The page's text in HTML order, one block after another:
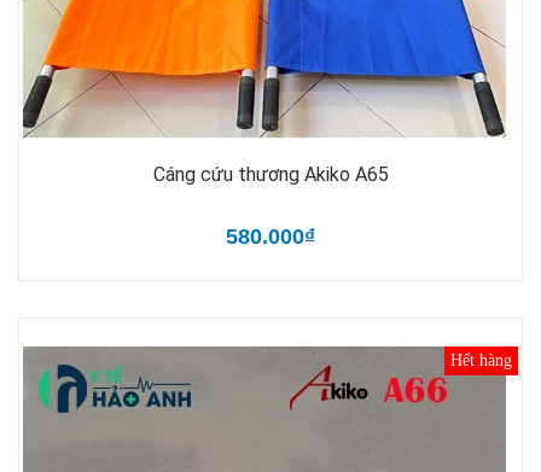
Cáng cứu thương Akiko A65
580.000₫
Hết hàng